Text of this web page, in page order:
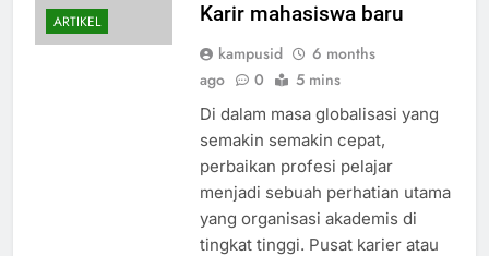
ARTIKEL
Karir mahasiswa baru
kampusid
6 months
ago
0 5 mins
Di dalam masa globalisasi yang
semakin semakin cepat,
perbaikan profesi pelajar
menjadi sebuah perhatian utama
yang organisasi akademis di
tingkat tinggi. Pusat karier atau